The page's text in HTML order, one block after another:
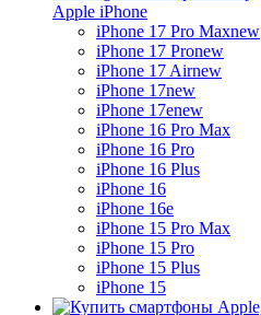
Apple iPhone
iPhone 17 Pro Maxnew
iPhone 17 Pronew
iPhone 17 Airnew
iPhone 17new
iPhone 17enew
iPhone 16 Pro Max
iPhone 16 Pro
iPhone 16 Plus
iPhone 16
iPhone 16e
iPhone 15 Pro Max
iPhone 15 Pro
iPhone 15 Plus
iPhone 15